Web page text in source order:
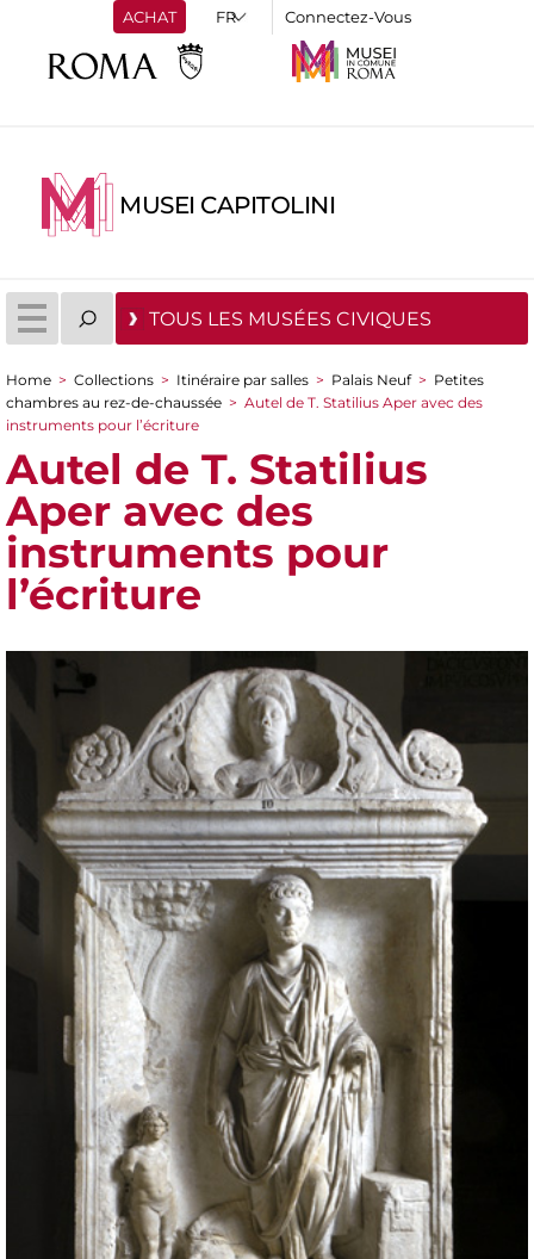
ACHAT Connectez-Vous
MUSEI CAPITOLINI
TOUS LES MUSÉES CIVIQUES
You are here
Home > Collections > Itinéraire par salles > Palais Neuf > Petites
chambres au rez-de-chaussée > Autel de T. Statilius Aper avec des
instruments pour l’écriture
Autel de T. Statilius
Aper avec des
instruments pour
l’écriture